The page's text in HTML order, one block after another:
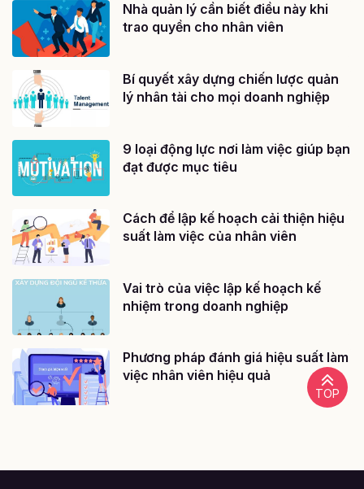
Nhà quản lý cần biết điều này khi
trao quyền cho nhân viên
Bí quyết xây dựng chiến lược quản
lý nhân tài cho mọi doanh nghiệp
9 loại động lực nơi làm việc giúp bạn
đạt được mục tiêu
Cách để lập kế hoạch cải thiện hiệu
suất làm việc của nhân viên
Vai trò của việc lập kế hoạch kế
nhiệm trong doanh nghiệp
Phương pháp đánh giá hiệu suất làm
việc nhân viên hiệu quả
TOP